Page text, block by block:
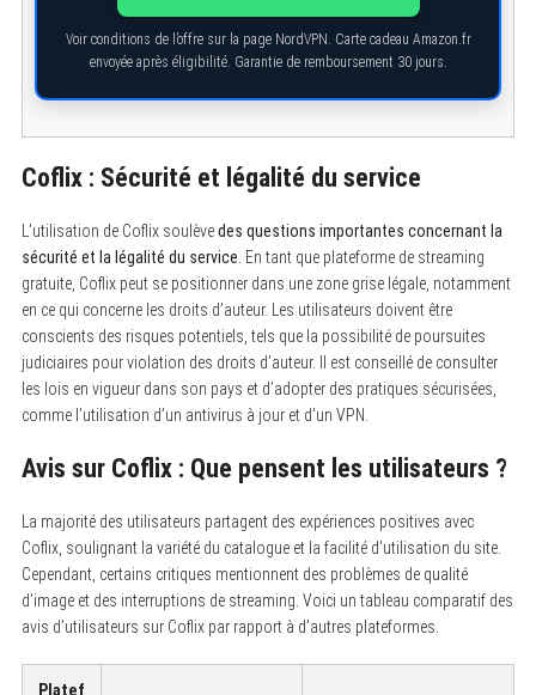
Voir conditions de l’offre sur la page NordVPN. Carte cadeau Amazon.fr
envoyée après éligibilité. Garantie de remboursement 30 jours.
Coflix : Sécurité et légalité du service
L’utilisation de Coflix soulèvedes questions importantes concernant la
sécurité et la légalité du service . En tant que plateforme de streaming
gratuite, Coflix peut se positionner dans une zone grise légale, notamment
en ce qui concerne les droits d’auteur. Les utilisateurs doivent être
conscients des risques potentiels, tels que la possibilité de poursuites
judiciaires pour violation des droits d’auteur. Il est conseillé de consulter
les lois en vigueur dans son pays et d’adopter des pratiques sécurisées,
comme l’utilisation d’un antivirus à jour et d’un VPN.
Avis sur Coflix : Que pensent les utilisateurs ?
La majorité des utilisateurs partagent des expériences positives avec
Coflix, soulignant la variété du catalogue et la facilité d’utilisation du site.
Cependant, certains critiques mentionnent des problèmes de qualité
d’image et des interruptions de streaming. Voici un tableau comparatif des
avis d’utilisateurs sur Coflix par rapport à d’autres plateformes.
Platef
S
r
c
f
o